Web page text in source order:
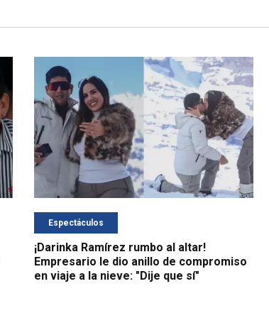
Espectáculos
¡Darinka Ramírez rumbo al altar!
Empresario le dio anillo de compromiso
en viaje a la nieve: "Dije que sí"